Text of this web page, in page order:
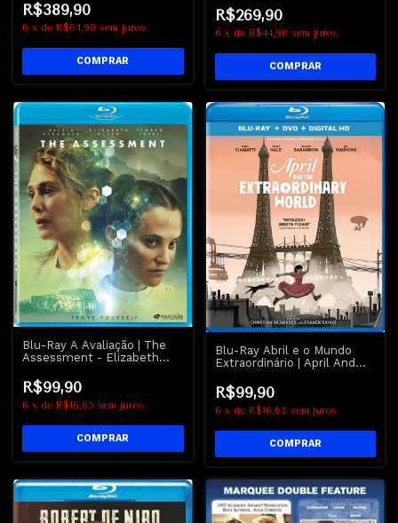
R$389,90
6 x de R$64,98 sem juros
Timothée Chalamet
R$269,90
6 x de R$44,98 sem juros
Blu-Ray A Avaliação | The
Assessment - Elizabeth
R$99,90
6 x de R$16,65 sem juros
Blu-Ray Abril e o Mundo
Extraordinário | April And
R$99,90
6 x de R$16,65 sem juros